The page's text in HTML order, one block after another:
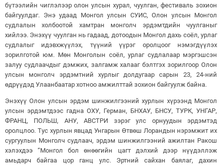
бүтээлийн чиглэлээр олон улсын хурал, чуулган, фестиваль зохион
байгуулдаг. Энэ удаад Монгол улсын СУИС, Олон улсын Монгол
судлалын холбоотой хамтран монголч эрдэмтдийн чуулганыг
хийлээ. Энэхүү чуулган нь гадаад, дотоодын Монгол дахь соёл, урлаг
судлалыг идэвхжүүлэх, түүний үүрэг оролцоог нэмэгдүүлэх
зорилготой юм. Мөн Монголын соёл, урлаг судлалаар мэргэшсэн
залуу судлаачдыг дэмжих, залгамж халааг бэлтгэх зорилгоор Олон
улсын монголч эрдэмтний хурлыг долдугаар сарын 23, 24-ний
өдрүүдэд Улаанбаатар хотноо амжилттай зохион байгуулж байна.
Энэхүү Олон улсын эрдэм шинжилгээний хурлын хүрээнд Монгол
улсын эрдэмтдээс гадна ОХУ, Герман, БНХАУ, БНСУ, ТУРК, УНГАР,
ФРАНЦ, ПОЛЬШ, АНУ, АВСТРИ зэрэг улс орнуудын эрдэмтэд
оролцлоо. Тус хурлын явцад Унгарын Өтвөш Лорандын нэрэмжит их
сургуулын Монголч судлаач, эрдэм шинжилгээний ажилтан Ракош
хэлэхдээ “Монгол бол өнөөгийн цагт дэлхий дээр нүүдэллэж
амьдарч байгаа цор ганц улс. Эртний сайхан баялаг, дахин